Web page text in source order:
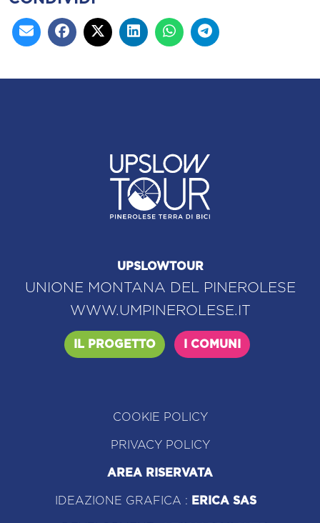
UPSLOWTOUR
UNIONE MONTANA DEL PINEROLESE
WWW.UMPINEROLESE.IT
IL PROGETTO I COMUNI
COOKIE POLICY
PRIVACY POLICY
AREA RISERVATA
IDEAZIONE GRAFICA : ERICA SAS